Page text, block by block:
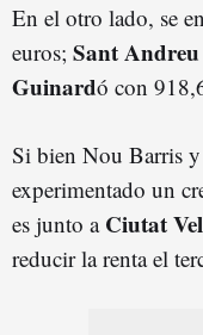
En el otro lado, se
euros; SantAndreu
Guinardó con
Si bien Nou Barris
experimentado un
es junto a Ciutat
reducir la renta el